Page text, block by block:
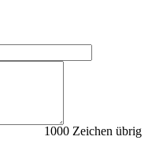
1000 Zeichen übrig